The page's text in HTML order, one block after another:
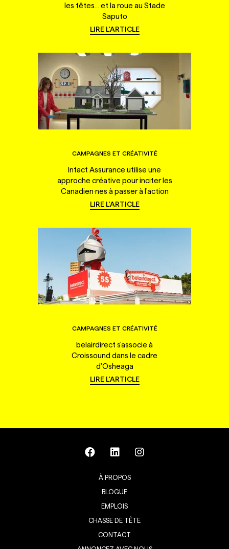
les têtes... et la roue au Stade
Saputo
LIRE L'ARTICLE
CAMPAGNES ET CRÉATIVITÉ
Intact Assurance utilise une
approche créative pour inciter les
Canadien·nes à passer à l'action
LIRE L'ARTICLE
CAMPAGNES ET CRÉATIVITÉ
belairdirect s'associe à
Croissound dans le cadre
d'Osheaga
LIRE L'ARTICLE
À PROPOS
BLOGUE
EMPLOIS
CHASSE DE TÊTE
CONTACT